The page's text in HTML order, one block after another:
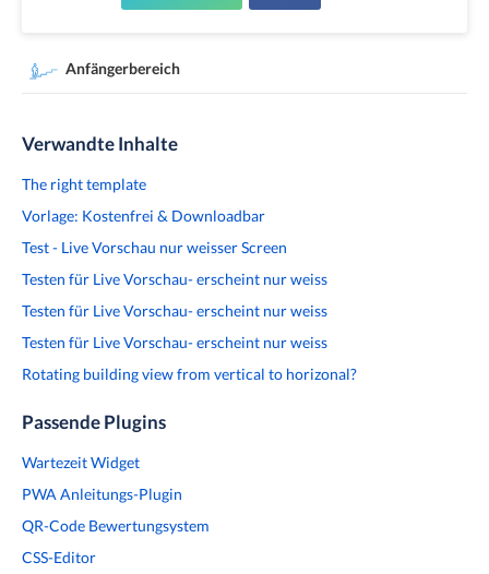
Anfängerbereich
Verwandte Inhalte
The right template
Vorlage: Kostenfrei & Downloadbar
Test - Live Vorschau nur weisser Screen
Testen für Live Vorschau- erscheint nur weiss
Testen für Live Vorschau- erscheint nur weiss
Testen für Live Vorschau- erscheint nur weiss
Rotating building view from vertical to horizonal?
Passende Plugins
Wartezeit Widget
PWA Anleitungs-Plugin
QR-Code Bewertungsystem
CSS-Editor